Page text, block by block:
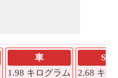
車
1.98 キログラム
SUV
2.68 キロ